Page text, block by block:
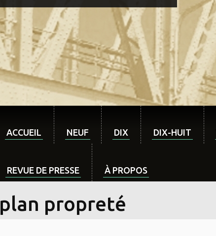
ACCUEIL NEUF DIX DIX-HUIT
REVUE DE PRESSE À PROPOS
plan propreté